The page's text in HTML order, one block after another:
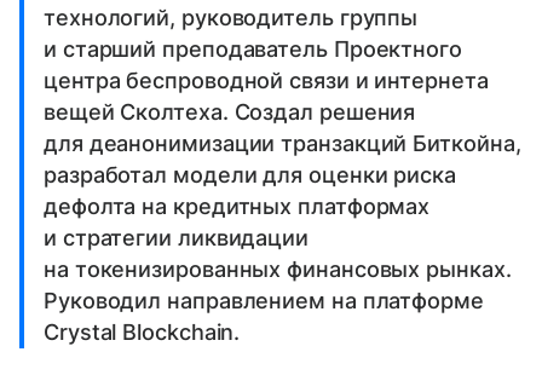
технологий, руководитель группы
и старший преподаватель Проектного
центра беспроводной связи и интернета
вещей Сколтеха. Создал решения
для деанонимизации транзакций Биткойна,
разработал модели для оценки риска
дефолта на кредитных платформах
и стратегии ликвидации
на токенизированных финансовых рынках.
Руководил направлением на платформе
Crystal Blockchain.